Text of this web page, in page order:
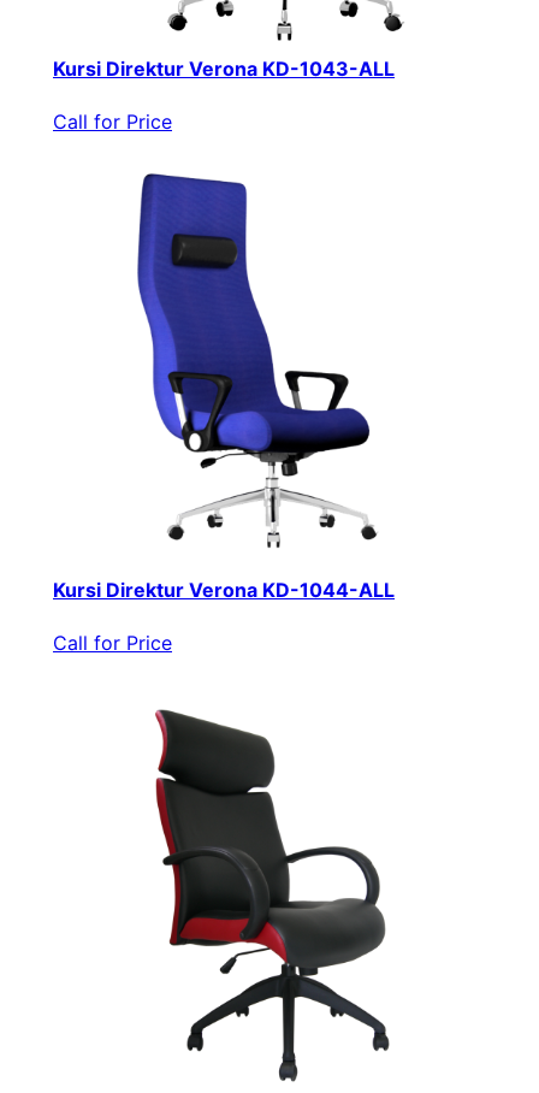
Kursi Direktur Verona KD-1043-ALL
Call for Price
Kursi Direktur Verona KD-1044-ALL
Call for Price